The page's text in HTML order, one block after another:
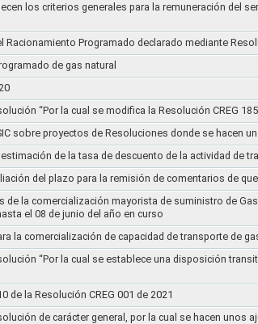
los criterios generales para la remuneración del
Racionamiento Programado declarado mediante
de gas natural
“Por la cual se modifica la Resolución CREG 185
sobre proyectos de Resoluciones donde se hacen
de la tasa de descuento de la actividad de
del plazo para la remisión de comentarios de
la comercialización mayorista de suministro de
el 08 de junio del año en curso
la comercialización de capacidad de transporte de
“Por la cual se establece una disposición
de la Resolución CREG 001 de 2021
de carácter general, por la cual se hacen unos